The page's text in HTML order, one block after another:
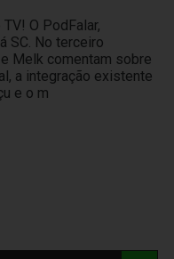
O PodFalar,
SC. No terceiro
Melk comentam sobre
a integração existente
e o m